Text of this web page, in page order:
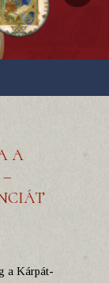
A
a Kárpát-